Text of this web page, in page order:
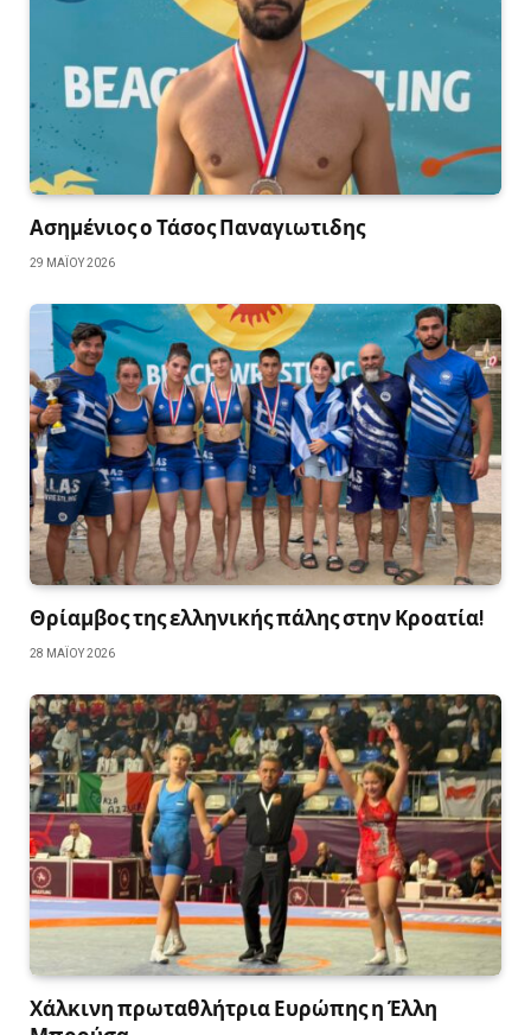
Ασημένιος ο Τάσος Παναγιωτιδης
29 ΜΑΪ́ΟΥ 2026
Θρίαμβος της ελληνικής πάλης στην Κροατία!
28 ΜΑΪ́ΟΥ 2026
Χάλκινη πρωταθλήτρια Ευρώπης η Έλλη